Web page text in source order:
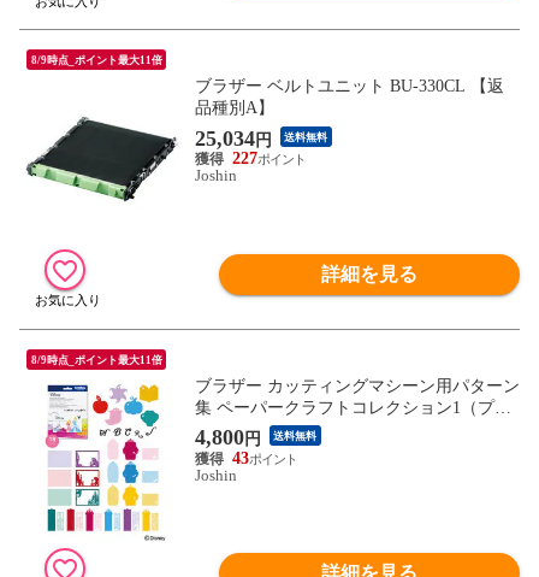
8/9時点_ポイント最大11倍
ブラザー ベルトユニット BU-330CL 【返
品種別A】
25,034円 送料無料
227
Joshin
詳細を見る
8/9時点_ポイント最大11倍
ブラザー カッティングマシーン用パターン
集 ペーパークラフトコレクション1（プリ
ンセス） brother CADSNP02 【返品種別
A】
4,800円 送料無料
43
Joshin